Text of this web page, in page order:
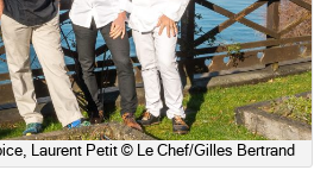
Laurent Petit © Le Chef/Gilles Bertrand